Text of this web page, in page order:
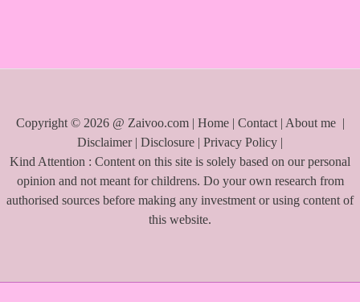
Copyright © 2026 @ Zaivoo.com | Home| Contact| About me |
Disclaimer| Disclosure | Privacy Policy |
Kind Attention : Content on this site is solely based on our personal
opinion and not meant for childrens. Do your own research from
authorised sources before making any investment or using content of
this website.